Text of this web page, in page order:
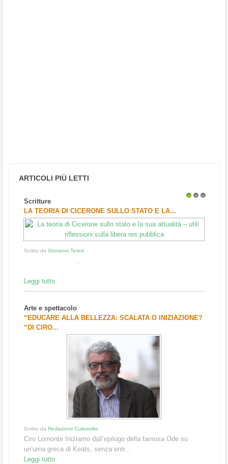
ARTICOLI PIÙ LETTI
Scritture
LA TEORIA DI CICERONE SULLO STATO E LA...
Scritto da Giovanni Teresi
...
Leggi tutto
Arte e spettacolo
“EDUCARE ALLA BELLEZZA: SCALATA O INIZIAZIONE?
“DI CIRO...
Scritto da Redazione Culturelite
Ciro Lomonte Iniziamo dall’epilogo della famosa Ode su
un’urna greca di Keats, senza entr...
Leggi tutto